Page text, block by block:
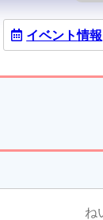
イベント情報
ね